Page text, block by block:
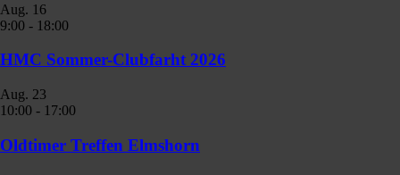
Aug. 16
9:00 - 18:00
HMC Sommer-Clubfarht 2026
Aug. 23
10:00 - 17:00
Oldtimer Treffen Elmshorn